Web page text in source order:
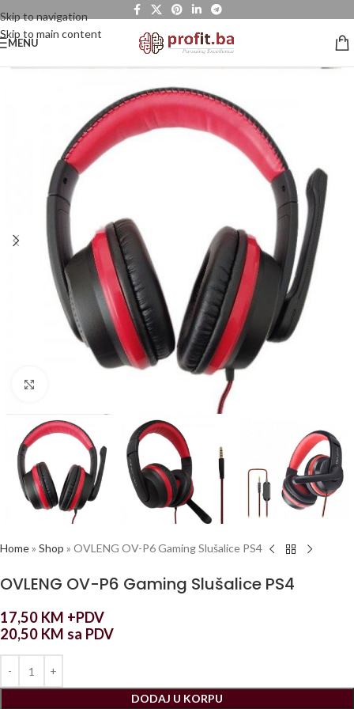
Skip to navigation
Skip to main content
MENU
Home» Shop » OVLENG OV-P6 Gaming Slušalice PS4
OVLENG OV-P6 Gaming Slušalice PS4
17,50 KM +PDV
20,50 KM sa PDV
DODAJ U KORPU